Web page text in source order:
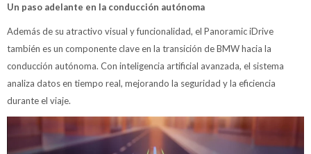
Un paso adelante en la conducción autónoma
Además de su atractivo visual y funcionalidad, el Panoramic iDrive
también es un componente clave en la transición de BMW hacia la
conducción autónoma. Con inteligencia artificial avanzada, el sistema
analiza datos en tiempo real, mejorando la seguridad y la eficiencia
durante el viaje.